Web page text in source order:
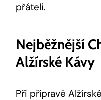
přáteli.
Nejběžnější
Alžírské Kávy
Při přípravě